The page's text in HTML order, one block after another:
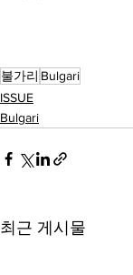
불가리 Bulgari
ISSUE
Bulgari
최근 게시물